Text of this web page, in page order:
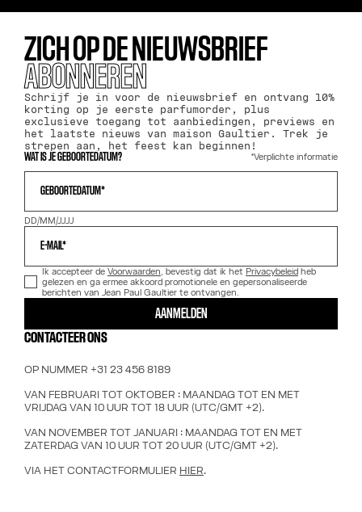
ZICH OP DE NIEUWSBRIEF
ABONNEREN
Schrijf je in voor de nieuwsbrief en ontvang 10%
korting op je eerste parfumorder, plus
exclusieve toegang tot aanbiedingen, previews en
het laatste nieuws van maison Gaultier. Trek je
strepen aan, het feest kan beginnen!
WAT IS JE GEBOORTEDATUM? *Verplichte informatie
GEBOORTEDATUM*
DD/MM/JJJJ
E-MAIL*
Ik accepteer de Voorwaarden , bevestig dat ik het Privacybeleid heb
gelezen en ga ermee akkoord promotionele en gepersonaliseerde
berichten van Jean Paul Gaultier te ontvangen.
AANMELDEN
CONTACTEER ONS
OP NUMMER +31 23 456 8189
VAN FEBRUARI TOT OKTOBER : MAANDAG TOT EN MET
VRIJDAG VAN 10 UUR TOT 18 UUR (UTC/GMT +2).
VAN NOVEMBER TOT JANUARI : MAANDAG TOT EN MET
ZATERDAG VAN 10 UUR TOT 20 UUR (UTC/GMT +2).
VIA HET CONTACTFORMULIER HIER.